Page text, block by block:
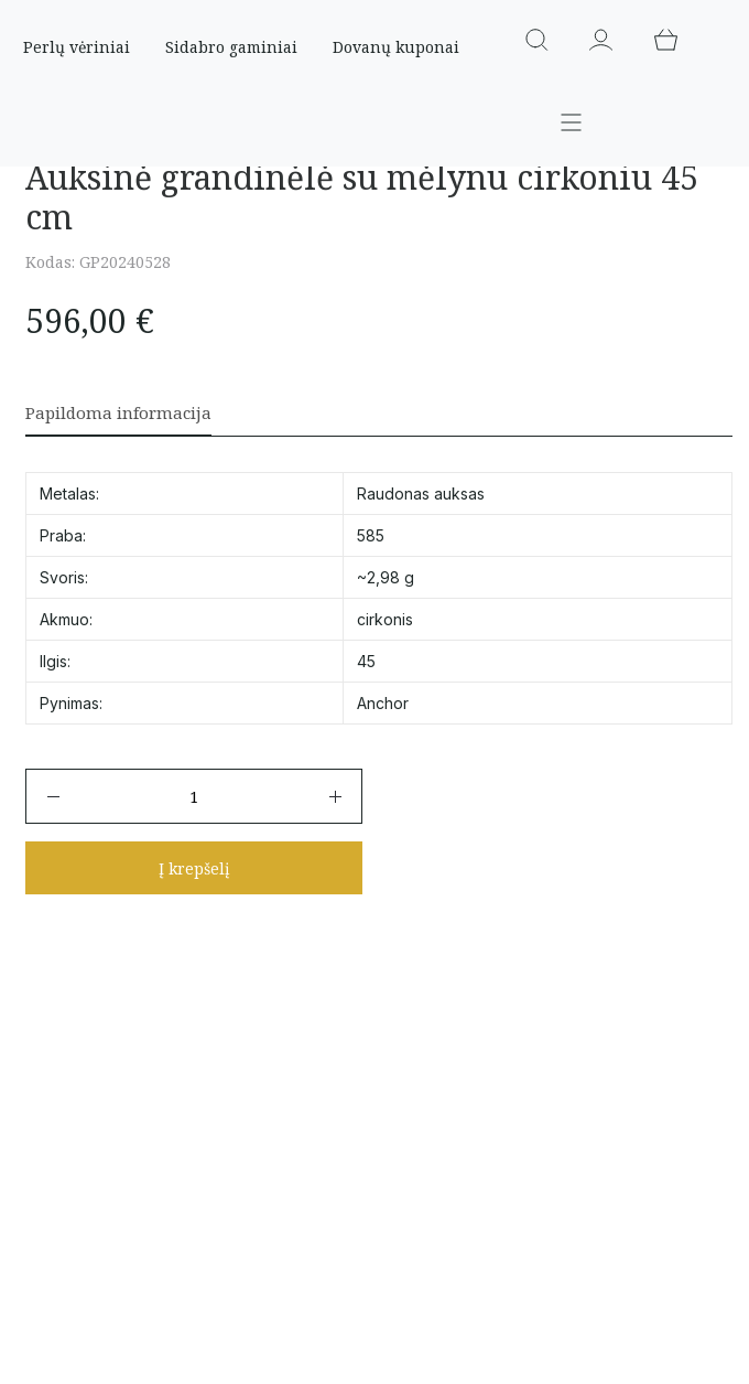
Perlų vėriniai Sidabro gaminiai Dovanų kuponai
Auksinė grandinėlė su mėlynu cirkoniu 45
cm
Kodas: GP20240528
596,00 €
Papildoma informacija
Metalas: Raudonas auksas
Praba: 585
Svoris: ~2,98 g
Akmuo: cirkonis
Ilgis: 45
Pynimas: Anchor
Auksinė
mėlynu
Į krepšelį